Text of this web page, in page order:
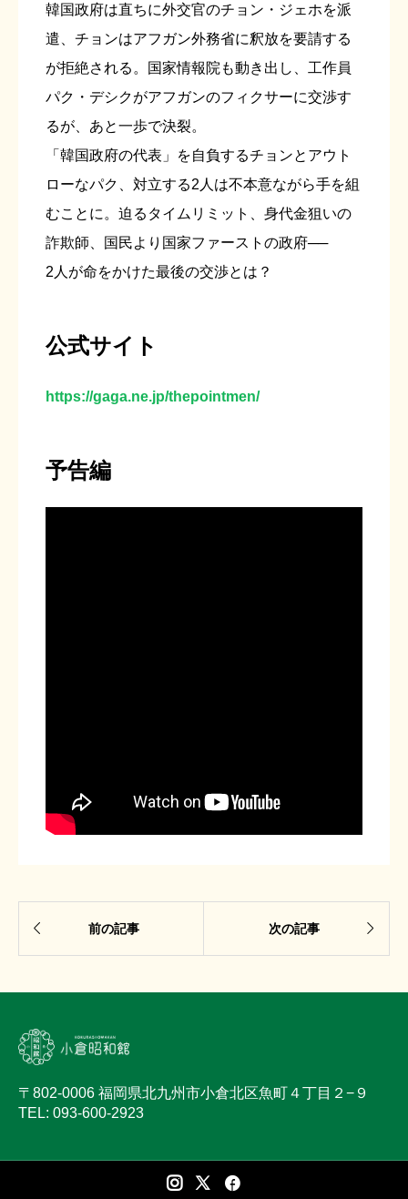
韓国政府は直ちに外交官のチョン・ジェホを派
遣、チョンはアフガン外務省に釈放を要請する
が拒絶される。国家情報院も動き出し、工作員
パク・デシクがアフガンのフィクサーに交渉す
るが、あと一歩で決裂。
「韓国政府の代表」を自負するチョンとアウト
ローなパク、対立する2人は不本意ながら手を組
むことに。迫るタイムリミット、身代金狙いの
詐欺師、国民より国家ファーストの政府──
2人が命をかけた最後の交渉とは？
公式サイト
https://gaga.ne.jp/thepointmen/
予告編
 前の記事 次の記事 
〒802-0006 福岡県北九州市小倉北区魚町４丁目２−９
TEL: 093-600-2923